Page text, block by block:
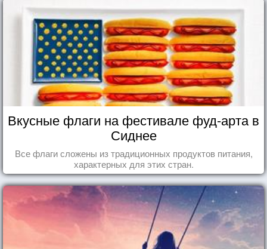
Вкусные флаги на фестивале фуд-арта в
Сиднее
Все флаги сложены из традиционных продуктов питания,
характерных для этих стран.